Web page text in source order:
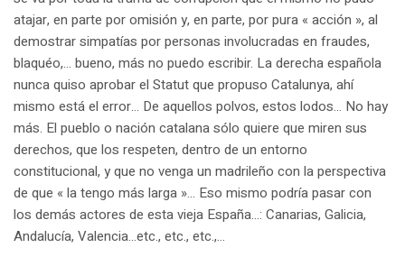
atajar, en parte por omisión y, en parte, por pura « acción », al
demostrar simpatías por personas involucradas en fraudes,
blaquéo,… bueno, más no puedo escribir. La derecha española
nunca quiso aprobar el Statut que propuso Catalunya, ahí
mismo está el error… De aquellos polvos, estos lodos… No hay
más. El pueblo o nación catalana sólo quiere que miren sus
derechos, que los respeten, dentro de un entorno
constitucional, y que no venga un madrileño con la perspectiva
de que « la tengo más larga »… Eso mismo podría pasar con
los demás actores de esta vieja España…: Canarias, Galicia,
Andalucía, Valencia…etc., etc., etc.,…